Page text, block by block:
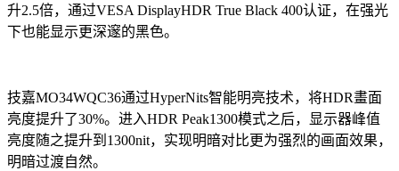
升2.5倍，通过VESA DisplayHDR True Black 400认证，在强光
下也能显示更深邃的黑色。
技嘉MO34WQC36通过HyperNits智能明亮技术，将HDR畫面
亮度提升了30%。进入HDR Peak1300模式之后，显示器峰值
亮度随之提升到1300nit，实现明暗对比更为强烈的画面效果，
明暗过渡自然。